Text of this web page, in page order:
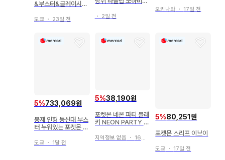
&부스터&글레이시아
OY
도쿄 ・ 23일 전 ・ 2일 전
오키나와 ・ 17일 전
5%733,069원
봉제 인형 등신대 부스
터 누워있는 포켓몬 센
도쿄 ・ 1달 전
5%38,190원
포켓몬 네온 파티 블래
키 NEON PARTY P
지역정보 없음 ・ 16일 전
5%80,251원
포켓몬 스리프 이브이
도쿄 ・ 17일 전